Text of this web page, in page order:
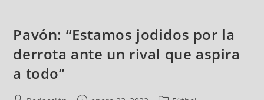
Pavón: “Estamos jodidos por la
derrota ante un rival que aspira
a todo”